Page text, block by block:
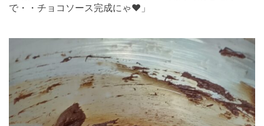
で・・チョコソース完成にゃ❤」